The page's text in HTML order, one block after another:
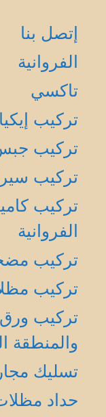
إتصل بنا
الفروانية
تاكسي
تركيب إيكيا
تركيب
تركيب
تركيب
الفروانية
تركيب
تركيب
تركيب ورق
والمنطقة
تسليك
حداد